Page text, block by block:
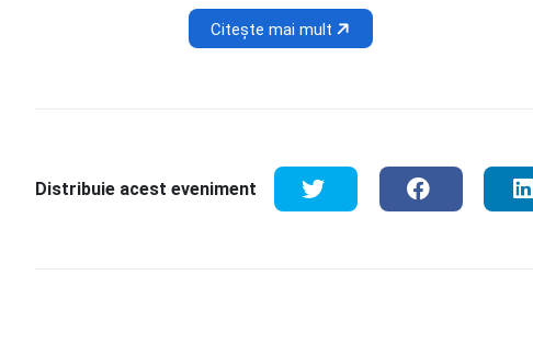
Citește mai mult
Distribuie acest eveniment